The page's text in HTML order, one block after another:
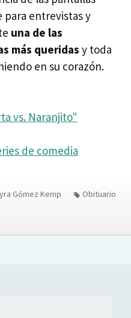
para entrevistas y
una de las
más queridas y toda
en su corazón.
vs. Naranjito"
de comedia
Gómez Kemp Obituario